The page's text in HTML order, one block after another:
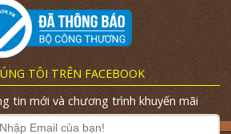
TÔI TRÊN FACEBOOK
tin mới và chương trình khuyến mãi